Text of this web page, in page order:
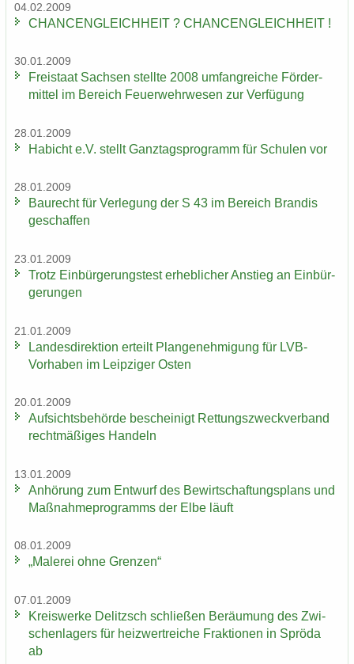
04.02.2009
CHAN­CEN­GLEICH­HEIT ? CHAN­CEN­GLEICH­HEIT !
30.01.2009
Frei­staat Sach­sen stell­te 2008 um­fang­rei­che För­der­
mit­tel im Be­reich Feu­er­wehr­we­sen zur Ver­fü­gung
28.01.2009
Ha­bicht e.V. stellt Ganz­tags­pro­gramm für Schu­len vor
28.01.2009
Bau­recht für Ver­le­gung der S 43 im Be­reich Bran­dis
ge­schaf­fen
23.01.2009
Trotz Ein­bür­ge­rungs­test er­heb­li­cher An­stieg an Ein­bür­
ge­run­gen
21.01.2009
Lan­des­di­rek­ti­on er­teilt Plan­ge­neh­mi­gung für LVB-​
Vorhaben im Leip­zi­ger Osten
20.01.2009
Auf­sichts­be­hör­de be­schei­nigt Ret­tungs­zweck­ver­band
recht­mä­ßi­ges Han­deln
13.01.2009
An­hö­rung zum Ent­wurf des Be­wirt­schaf­tungs­plans und
Maß­nah­me­pro­gramms der Elbe läuft
08.01.2009
„Ma­le­rei ohne Gren­zen“
07.01.2009
Kreis­wer­ke De­litzsch schlie­ßen Be­räu­mung des Zwi­
schen­la­gers für heiz­wertrei­che Frak­tio­nen in Sprö­da
ab